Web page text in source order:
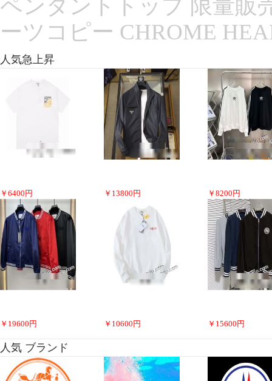
ペンダントトップ 限量販
ーツコピー CHROME
人気急上昇
￥ 6400 円 ￥ 13800 円 ￥ 8200 円
￥ 19600 円 ￥ 10600 円 ￥ 15600 円
人気 ブランド